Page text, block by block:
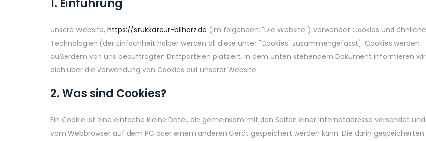
1. Einführung
Unsere Website, https://stukkateur-bilharz.de (im folgenden: "Die Website") verwendet Cookies und ähnliche
Technologien (der Einfachheit halber werden all diese unter "Cookies" zusammengefasst). Cookies werden
außerdem von uns beauftragten Drittparteien platziert. In dem unten stehendem Dokument informieren wir
dich über die Verwendung von Cookies auf unserer Website.
2. Was sind Cookies?
Ein Cookie ist eine einfache kleine Datei, die gemeinsam mit den Seiten einer Internetadresse versendet und
vom Webbrowser auf dem PC oder einem anderen Gerät gespeichert werden kann. Die darin gespeicherten